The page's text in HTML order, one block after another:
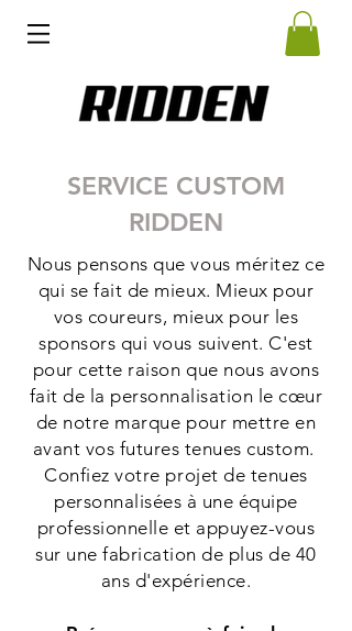
SERVICE CUSTOM
RIDDEN
Nous pensons que vous méritez ce
qui se fait de mieux. Mieux pour
vos coureurs, mieux pour les
sponsors qui vous suivent. C'est
pour cette raison que nous avons
fait de la personnalisation le cœur
de notre marque pour mettre en
avant vos futures tenues custom.
Confiez votre projet de tenues
personnalisées à une équipe
professionnelle et appuyez-vous
sur une fabrication de plus de 40
ans d'expérience.